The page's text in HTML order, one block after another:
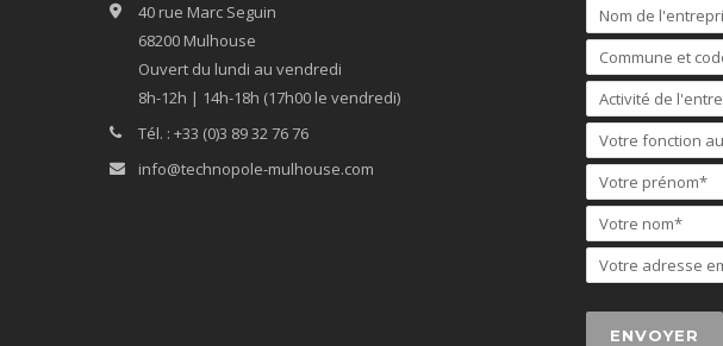
40 rue Marc Seguin
68200 Mulhouse
Ouvert du lundi au vendredi
8h-12h | 14h-18h (17h00 le vendredi)
Tél. : +33 (0)3 89 32 76 76
info@technopole-mulhouse.com